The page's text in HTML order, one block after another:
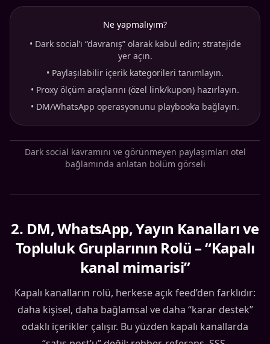
Ne yapmalıyım?
• Dark social’ı “davranış” olarak kabul edin; stratejide
yer açın.
• Paylaşılabilir içerik kategorileri tanımlayın.
• Proxy ölçüm araçlarını (özel link/kupon) hazırlayın.
• DM/WhatsApp operasyonunu playbook’a bağlayın.
Dark social kavramını ve görünmeyen paylaşımları otel
bağlamında anlatan bölüm görseli
2. DM, WhatsApp, Yayın Kanalları ve
Topluluk Gruplarının Rolü – “Kapalı
kanal mimarisi”
Kapalı kanalların rolü, herkese açık feed’den farklıdır:
daha kişisel, daha bağlamsal ve daha “karar destek”
odaklı içerikler çalışır. Bu yüzden kapalı kanallarda